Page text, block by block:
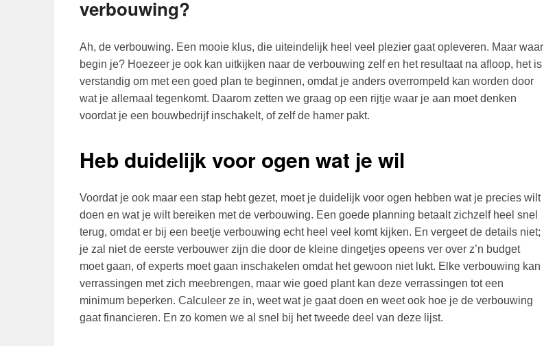
verbouwing?
Ah, de verbouwing. Een mooie klus, die uiteindelijk heel veel plezier gaat opleveren. Maar waar
begin je? Hoezeer je ook kan uitkijken naar de verbouwing zelf en het resultaat na afloop, het is
verstandig om met een goed plan te beginnen, omdat je anders overrompeld kan worden door
wat je allemaal tegenkomt. Daarom zetten we graag op een rijtje waar je aan moet denken
voordat je een bouwbedrijf inschakelt, of zelf de hamer pakt.
Heb duidelijk voor ogen wat je wil
Voordat je ook maar een stap hebt gezet, moet je duidelijk voor ogen hebben wat je precies wilt
doen en wat je wilt bereiken met de verbouwing. Een goede planning betaalt zichzelf heel snel
terug, omdat er bij een beetje verbouwing echt heel veel komt kijken. En vergeet de details niet;
je zal niet de eerste verbouwer zijn die door de kleine dingetjes opeens ver over z’n budget
moet gaan, of experts moet gaan inschakelen omdat het gewoon niet lukt. Elke verbouwing kan
verrassingen met zich meebrengen, maar wie goed plant kan deze verrassingen tot een
minimum beperken. Calculeer ze in, weet wat je gaat doen en weet ook hoe je de verbouwing
gaat financieren. En zo komen we al snel bij het tweede deel van deze lijst.